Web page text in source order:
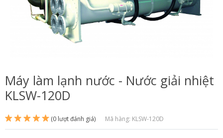
Máy làm lạnh nước - Nước giải nhiệt
KLSW-120D
(0 lượt đánh giá) Mã hàng: KLSW-120D